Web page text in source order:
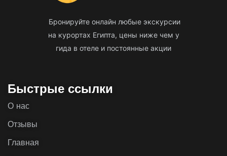
Бронируйте онлайн любые экскурсии
на курортах Египта, цены ниже чем у
гида в отеле и постоянные акции
Быстрые ссылки
О нас
Отзывы
Главная